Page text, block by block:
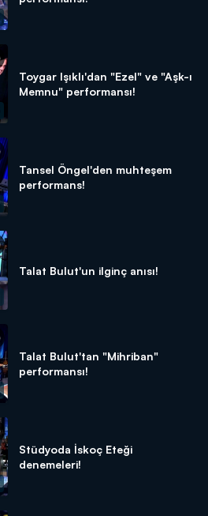
Toygar Işıklı'dan "Ezel" ve "Aşk-ı
Memnu" performansı!
Tansel Öngel'den muhteşem
performans!
Talat Bulut'un ilginç anısı!
Talat Bulut'tan "Mihriban"
performansı!
Stüdyoda İskoç Eteği
denemeleri!